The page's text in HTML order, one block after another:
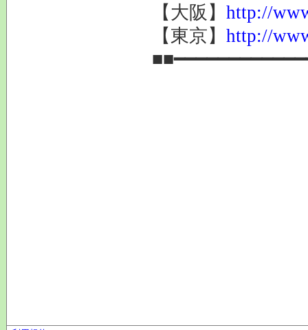
【大阪】 http://
【東京】 http://